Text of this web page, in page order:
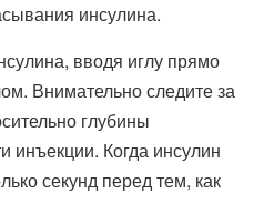
инсулина.
вводя иглу прямо
Внимательно следите за
глубины
инъекции. Когда инсулин
секунд перед тем, как